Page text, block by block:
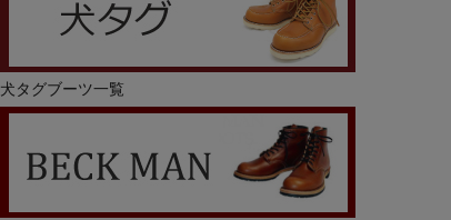
犬タグブーツ一覧